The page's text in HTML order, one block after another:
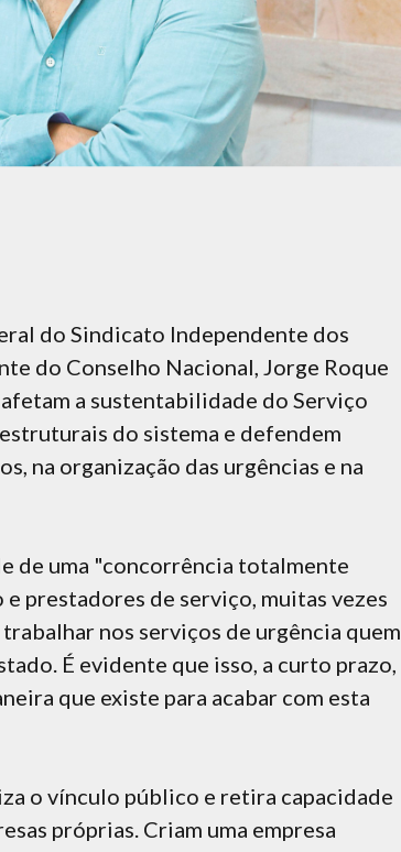
do Sindicato Independente dos
do Conselho Nacional, Jorge Roque
a sustentabilidade do Serviço
do sistema e defendem
na organização das urgências e na
de uma "concorrência totalmente
prestadores de serviço, muitas vezes
nos serviços de urgência quem
É evidente que isso, a curto prazo,
que existe para acabar com esta
o vínculo público e retira capacidade
próprias. Criam uma empresa